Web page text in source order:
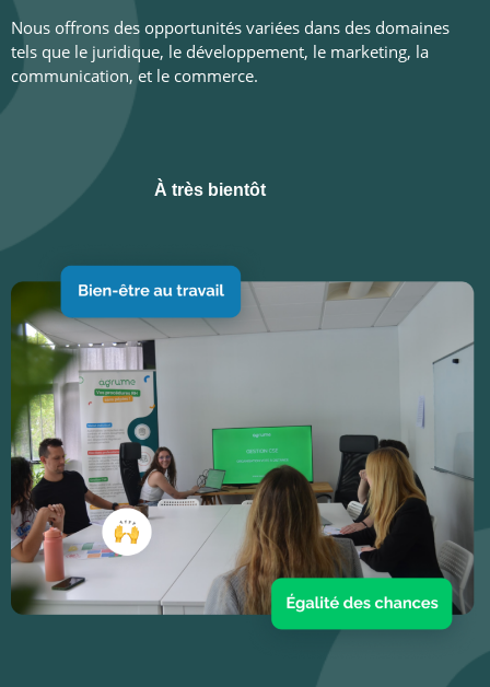
Nous offrons des opportunités variées dans des domaines
tels que le juridique, le développement, le marketing, la
communication, et le commerce.
À très bientôt